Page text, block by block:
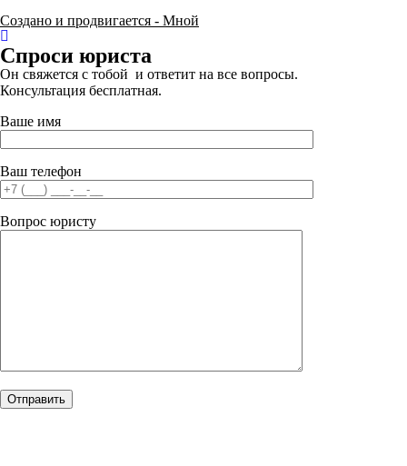
Создано и продвигается - Мной
Спроси юриста
Он свяжется с тобой и ответит на все вопросы.
Консультация бесплатная.
Ваше имя
Ваш телефон
Вопрос юристу